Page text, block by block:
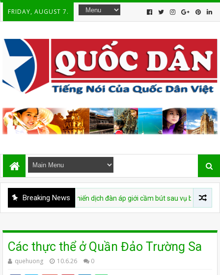
FRIDAY, AUGUST 7.
Breaking News
chiến dịch đàn áp giới cầm bút sau vụ bắt giữ tác giả
Các thực thể ở Quần Đảo Trường Sa
quehuong 10.6.26 0